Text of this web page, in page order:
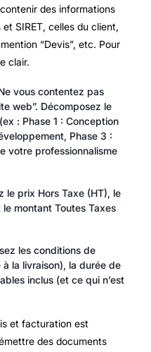
des informations
SIRET, celles du client,
“Devis”, etc. Pour
clair.
vous contentez pas
web”. Décomposez le
: Phase 1 : Conception
Phase 3 :
votre professionnalisme
le prix Hors Taxe (HT), le
montant Toutes Taxes
les conditions de
la livraison), la durée de
inclus (et ce qui n’est
et facturation est
des documents